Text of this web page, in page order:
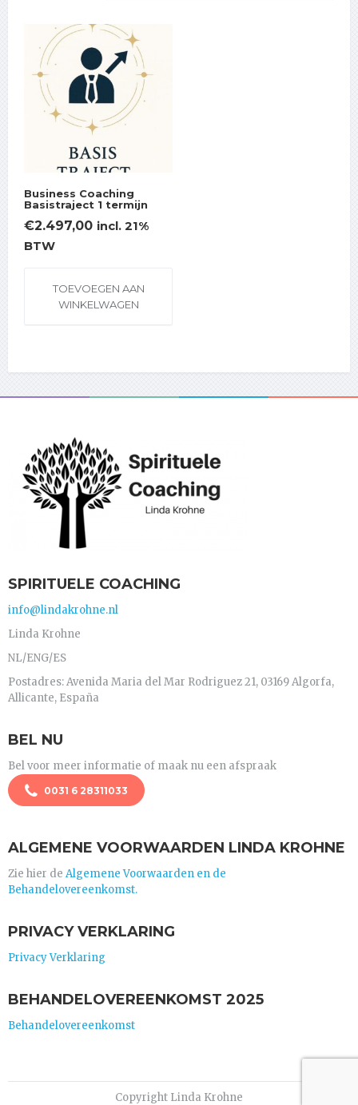
Business Coaching
Basistraject 1 termijn
€2.497,00 incl. 21%
BTW
TOEVOEGEN AAN
WINKELWAGEN
SPIRITUELE COACHING
info@lindakrohne.nl
Linda Krohne
NL/ENG/ES
Postadres: Avenida Maria del Mar Rodriguez 21, 03169 Algorfa,
Allicante, España
BEL NU
Bel voor meer informatie of maak nu een afspraak
0031 6 28311033
ALGEMENE VOORWAARDEN LINDA KROHNE
Zie hier de Algemene Voorwaarden en de
Behandelovereenkomst.
PRIVACY VERKLARING
Privacy Verklaring
BEHANDELOVEREENKOMST 2025
Behandelovereenkomst
Copyright Linda Krohne